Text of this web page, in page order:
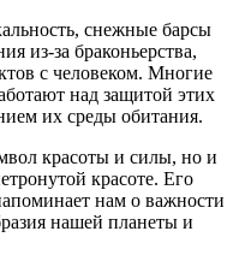
снежные барсы
из-за браконьерства,
с человеком. Многие
над защитой этих
их среды обитания.
красоты и силы, но и
красоте. Его
нам о важности
нашей планеты и